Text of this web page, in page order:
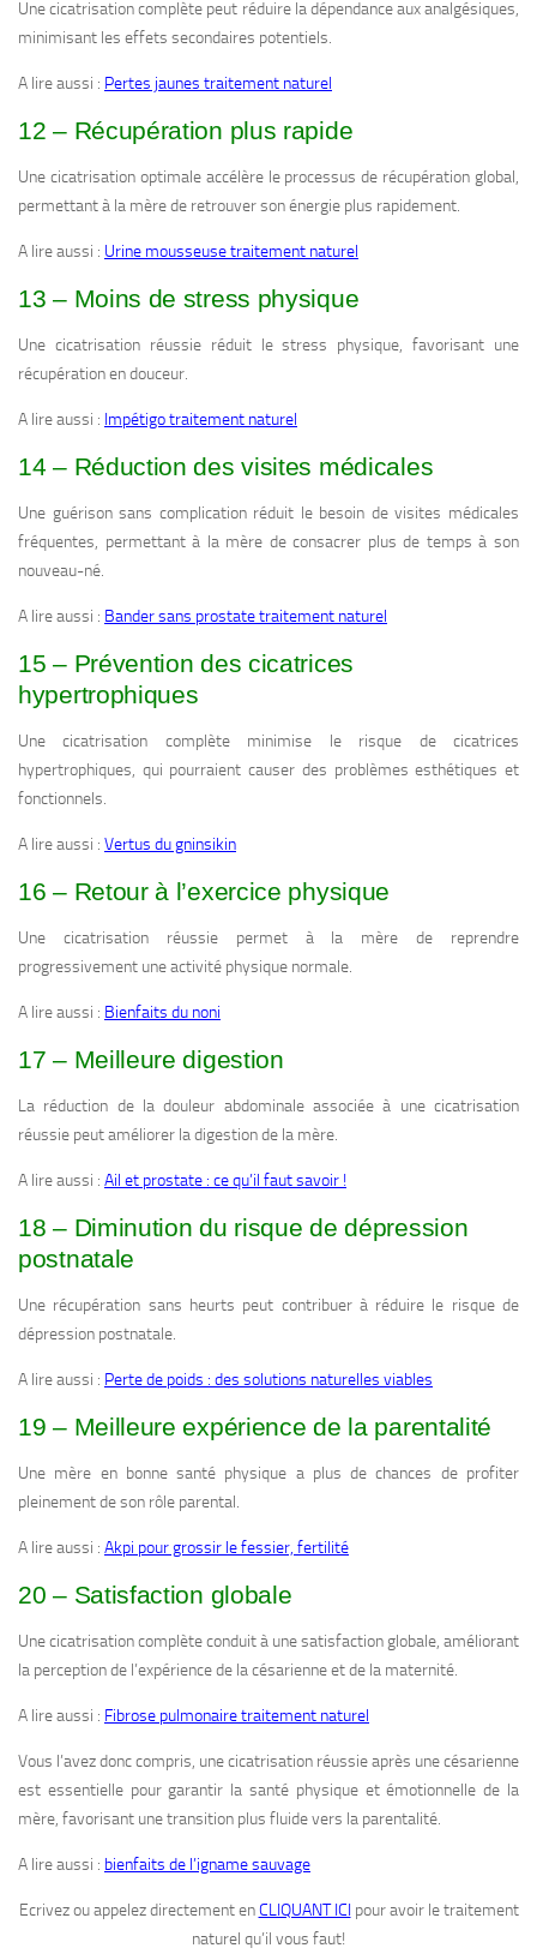
Une cicatrisation complète peut réduire la dépendance aux analgésiques,
minimisant les effets secondaires potentiels.
A lire aussi : Pertes jaunes traitement naturel
12 – Récupération plus rapide
Une cicatrisation optimale accélère le processus de récupération global,
permettant à la mère de retrouver son énergie plus rapidement.
A lire aussi : Urine mousseuse traitement naturel
13 – Moins de stress physique
Une cicatrisation réussie réduit le stress physique, favorisant une
récupération en douceur.
A lire aussi : Impétigo traitement naturel
14 – Réduction des visites médicales
Une guérison sans complication réduit le besoin de visites médicales
fréquentes, permettant à la mère de consacrer plus de temps à son
nouveau-né.
A lire aussi : Bander sans prostate traitement naturel
15 – Prévention des cicatrices
hypertrophiques
Une cicatrisation complète minimise le risque de cicatrices
hypertrophiques, qui pourraient causer des problèmes esthétiques et
fonctionnels.
A lire aussi : Vertus du gninsikin
16 – Retour à l’exercice physique
Une cicatrisation réussie permet à la mère de reprendre
progressivement une activité physique normale.
A lire aussi : Bienfaits du noni
17 – Meilleure digestion
La réduction de la douleur abdominale associée à une cicatrisation
réussie peut améliorer la digestion de la mère.
A lire aussi : Ail et prostate : ce qu’il faut savoir !
18 – Diminution du risque de dépression
postnatale
Une récupération sans heurts peut contribuer à réduire le risque de
dépression postnatale.
A lire aussi : Perte de poids : des solutions naturelles viables
19 – Meilleure expérience de la parentalité
Une mère en bonne santé physique a plus de chances de profiter
pleinement de son rôle parental.
A lire aussi : Akpi pour grossir le fessier, fertilité
20 – Satisfaction globale
Une cicatrisation complète conduit à une satisfaction globale, améliorant
la perception de l’expérience de la césarienne et de la maternité.
A lire aussi : Fibrose pulmonaire traitement naturel
Vous l’avez donc compris, une cicatrisation réussie après une césarienne
est essentielle pour garantir la santé physique et émotionnelle de la
mère, favorisant une transition plus fluide vers la parentalité.
A lire aussi : bienfaits de l’igname sauvage
Ecrivez ou appelez directement enCLIQUANT ICI pour avoir le traitement
naturel qu’il vous faut!